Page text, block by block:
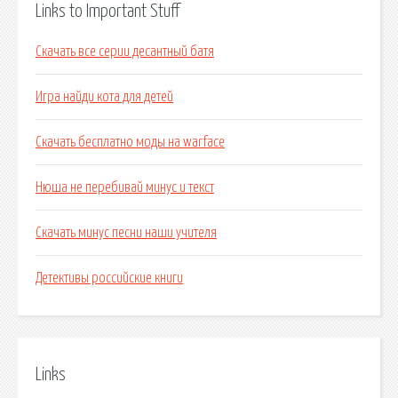
Links to Important Stuff
Скачать все серии десантный батя
Игра найди кота для детей
Скачать бесплатно моды на warface
Нюша не перебивай минус и текст
Скачать минус песни наши учителя
Детективы российские книги
Links